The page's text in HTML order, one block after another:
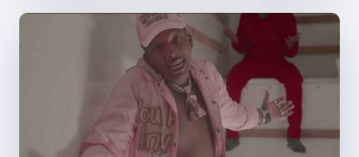
ONE-
MAN
SHOW
INTRODUIT
PAR
DAVE
CHAPPELLE